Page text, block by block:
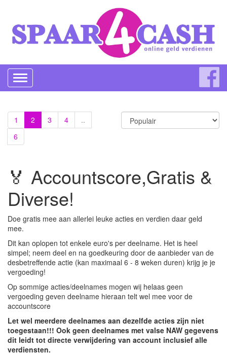
Toggle
navigation
1 2 3 4
..
6
🏅 Accountscore,Gratis &
Diverse!
Doe gratis mee aan allerlei leuke acties en verdien daar geld
mee.
Dit kan oplopen tot enkele euro's per deelname. Het is heel
simpel; neem deel en na goedkeuring door de aanbieder van de
desbetreffende actie (kan maximaal 6 - 8 weken duren) krijg je je
vergoeding!
Op sommige acties/deelnames mogen wij helaas geen
vergoeding geven deelname hieraan telt wel mee voor de
accountscore
Let wel meerdere deelnames aan dezelfde acties zijn niet
toegestaan!!! Ook geen deelnames met valse NAW gegevens
dit leidt tot directe verwijdering van account inclusief alle
verdiensten.